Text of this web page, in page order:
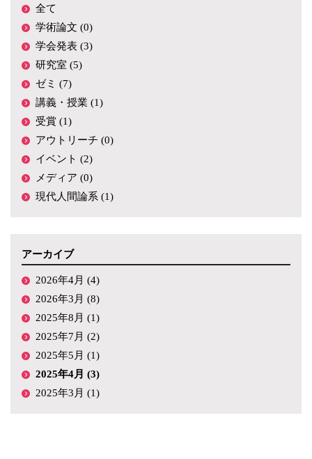
全て
学術論文 (0)
学会発表 (3)
研究室 (5)
ゼミ (7)
講義・授業 (1)
受賞 (1)
アウトリーチ (0)
イベント (2)
メディア (0)
現代人間論系 (1)
アーカイブ
2026年4月 (4)
2026年3月 (8)
2025年8月 (1)
2025年7月 (2)
2025年5月 (1)
2025年4月 (3)
2025年3月 (1)